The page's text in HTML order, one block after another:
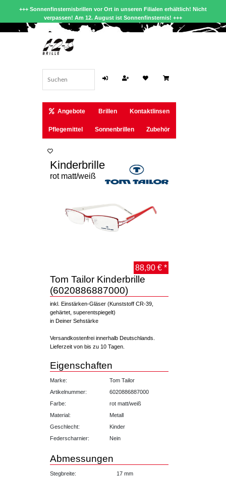
+++ Sonnenfinsternisbrillen vor Ort in unseren Filialen erhältlich! Nicht
verpassen! Am 12. August ist Sonnenfinsternis! +++
Angebote Brillen Kontaktlinsen
Pflegemittel Sonnenbrillen Zubehör
Kinderbrille
rot matt/weiß
88,90 € *
Tom Tailor Kinderbrille
(6020886887000)
inkl. Einstärken-Gläser (Kunststoff CR-39,
gehärtet, superentspiegelt)
in Deiner Sehstärke
Versandkostenfrei innerhalb Deutschlands.
Lieferzeit von bis zu 10 Tagen.
Eigenschaften
Marke:
Tom Tailor
Artikelnummer:
6020886887000
Farbe:
rot matt/weiß
Material:
Metall
Geschlecht:
Kinder
Federscharnier:
Nein
Abmessungen
Stegbreite:
17 mm